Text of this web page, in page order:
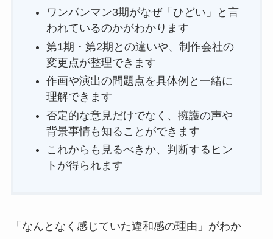
ワンパンマン3期がなぜ「ひどい」と言
われているのかがわかります
第1期・第2期との違いや、制作会社の
変更点が整理できます
作画や演出の問題点を具体例と一緒に
理解できます
否定的な意見だけでなく、擁護の声や
背景事情も知ることができます
これからも見るべきか、判断するヒン
トが得られます
「なんとなく感じていた違和感の理由」がわか